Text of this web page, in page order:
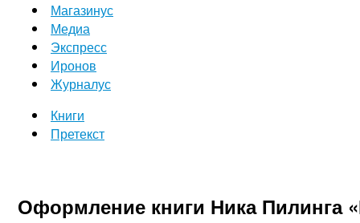
Магазинус
Медиа
Экспресс
Иронов
Журналус
Книги
Претекст
Оформление книги Ника Пилинга